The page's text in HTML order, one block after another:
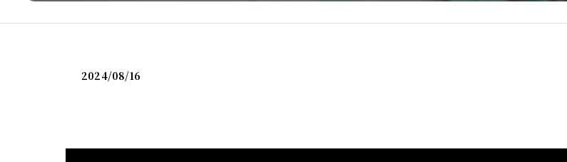
2024/08/16